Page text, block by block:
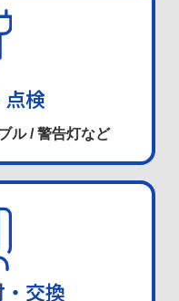
検
ル / 警告灯など
交換